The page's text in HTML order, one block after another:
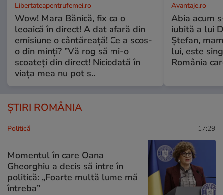
Libertateapentrufemei.ro
Wow! Mara Bănică, fix ca o
leoaică în direct! A dat afară din
emisiune o cântăreață! Ce a scos-
o din minți? ”Vă rog să mi-o
scoateți din direct! Niciodată în
viața mea nu pot s..
Avantaje.ro
Abia acum
iubită a lui
Ștefan,
lui, este
România
ȘTIRI ROMÂNIA
Politică 17:29
Momentul în care Oana
Gheorghiu a decis să intre în
politică: „Foarte multă lume mă
întreba”